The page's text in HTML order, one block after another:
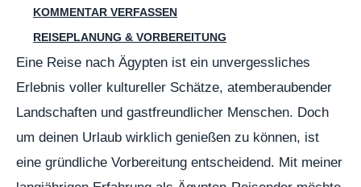
KOMMENTAR VERFASSEN
REISEPLANUNG & VORBEREITUNG
Eine Reise nach Ägypten ist ein unvergessliches
Erlebnis voller kultureller Schätze, atemberaubender
Landschaften und gastfreundlicher Menschen. Doch
um deinen Urlaub wirklich genießen zu können, ist
eine gründliche Vorbereitung entscheidend. Mit meiner